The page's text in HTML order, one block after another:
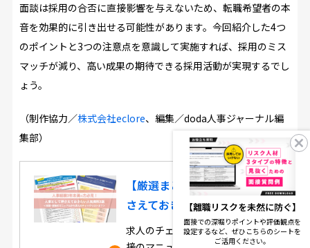
面談は採用の合否に直接影響を与えないため、転職希望者の本
音を効果的に引き出せる可能性があります。今回紹介した4つ
のポイントと3つの注意点を意識して実施すれば、採用のミス
マッチが減り、高い成果の期待できる採用活動が実現するでし
ょう。
（制作協力／株式会社eclore、編集／doda人事ジャーナル編
集部）
【厳選まとめ】 人事として押
さえておきたい人気資料3選
求人のチェックリストや面談・面
【離職リスクを未然に防ぐ】
面接での深堀りポイントや評価観点を
設定するなど、ぜひこちらのシートを
ご活用ください。